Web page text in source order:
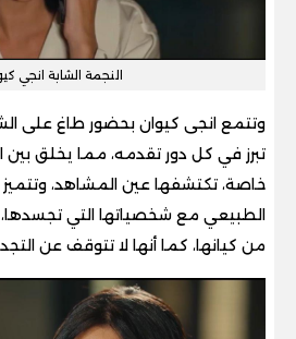
النجمة الشابة انجي
وتتمع انجى كيوان بحضور طاغ على
تبرز في كل دور تقدمه، مما يخلق بين
خاصة، تكتشفها عين المشاهد، وتتميز
الطبيعي مع شخصياتها التي تجسدها،
من كيانها، كما أنها لا تتوقف عن